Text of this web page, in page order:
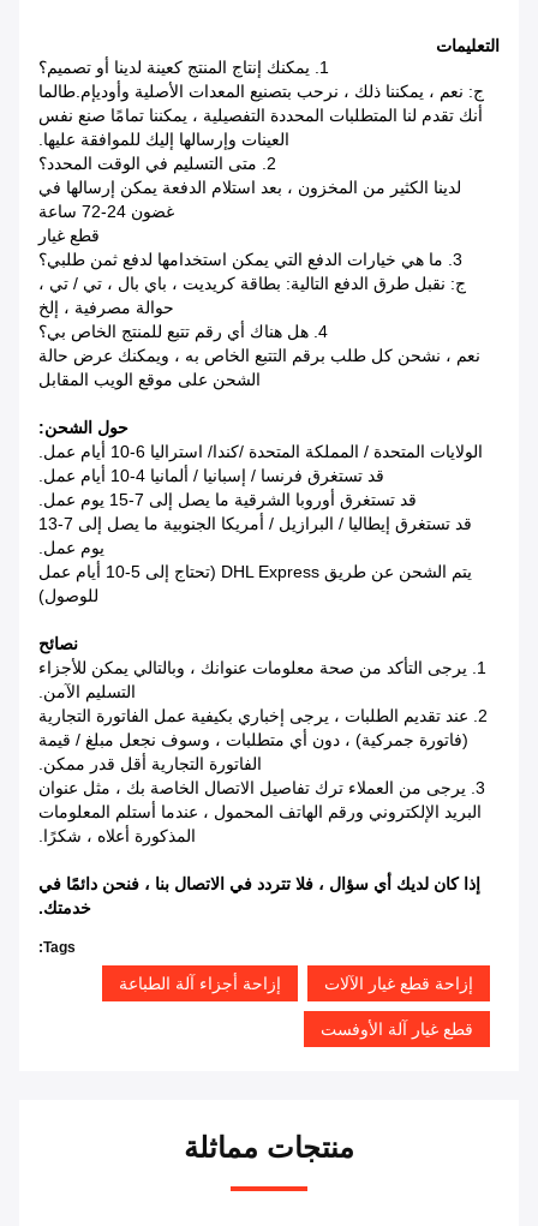
التعليمات
1. يمكنك إنتاج المنتج كعينة لدينا أو تصميم؟
ج: نعم ، يمكننا ذلك ، نرحب بتصنيع المعدات الأصلية وأوديإم.طالما
أنك تقدم لنا المتطلبات المحددة التفصيلية ، يمكننا تمامًا صنع نفس
العينات وإرسالها إليك للموافقة عليها.
2. متى التسليم في الوقت المحدد؟
لدينا الكثير من المخزون ، بعد استلام الدفعة يمكن إرسالها في
غضون 24-72 ساعة
قطع غيار
3. ما هي خيارات الدفع التي يمكن استخدامها لدفع ثمن طلبي؟
ج: نقبل طرق الدفع التالية: بطاقة كريديت ، باي بال ، تي / تي ،
حوالة مصرفية ، إلخ
4. هل هناك أي رقم تتبع للمنتج الخاص بي؟
نعم ، نشحن كل طلب برقم التتبع الخاص به ، ويمكنك عرض حالة
الشحن على موقع الويب المقابل
حول الشحن:
الولايات المتحدة / المملكة المتحدة /كندا/ استراليا 6-10 أيام عمل.
قد تستغرق فرنسا / إسبانيا / ألمانيا 4-10 أيام عمل.
قد تستغرق أوروبا الشرقية ما يصل إلى 7-15 يوم عمل.
قد تستغرق إيطاليا / البرازيل / أمريكا الجنوبية ما يصل إلى 7-13
يوم عمل.
يتم الشحن عن طريق DHL Express (تحتاج إلى 5-10 أيام عمل
للوصول)
نصائح
1. يرجى التأكد من صحة معلومات عنوانك ، وبالتالي يمكن للأجزاء
التسليم الآمن.
2. عند تقديم الطلبات ، يرجى إخباري بكيفية عمل الفاتورة التجارية
(فاتورة جمركية) ، دون أي متطلبات ، وسوف نجعل مبلغ / قيمة
الفاتورة التجارية أقل قدر ممكن.
3. يرجى من العملاء ترك تفاصيل الاتصال الخاصة بك ، مثل عنوان
البريد الإلكتروني ورقم الهاتف المحمول ، عندما أستلم المعلومات
المذكورة أعلاه ، شكرًا.
إذا كان لديك أي سؤال ، فلا تتردد في الاتصال بنا ، فنحن دائمًا في
خدمتك.
Tags:
إزاحة قطع غيار الآلات إزاحة أجزاء آلة الطباعة
قطع غيار آلة الأوفست
منتجات مماثلة